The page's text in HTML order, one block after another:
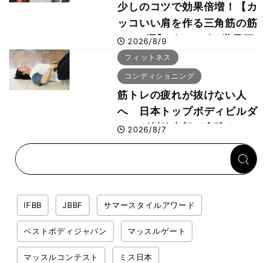
少しのコツで効果倍増！【カ
ッコいい肩を作る三角筋の筋
トレ6選】ボディビル世界王
者が解説！
2026/8/9
フィットネス
コンディショニング
筋トレの疲れが抜けない人
へ 日本トップボディビルダ
ー・刈川啓志郎が実践する
「回復習慣」
2026/8/7
IFBB JBBF サマースタイルアワード
ベストボディジャパン マッスルゲート
マッスルコンテスト ミス日本